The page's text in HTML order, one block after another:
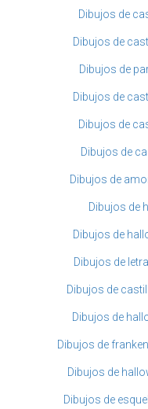
Dibujos de
Dibujos de
Dibujos de
Dibujos de
Dibujos de
Dibujos de
Dibujos de
Dibujos de
Dibujos de
Dibujos de
Dibujos de
Dibujos de
Dibujos de
Dibujos de
Dibujos de